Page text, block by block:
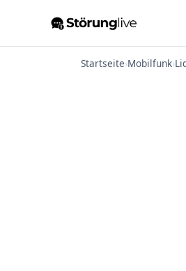
Startseite›Mobilfunk›